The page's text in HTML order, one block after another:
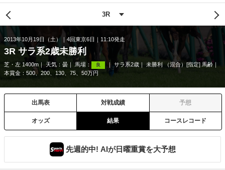
2013年10月19日（土） 4回東京6日 11:10発走
3R サラ系2歳未勝利
芝・左 1400m 天気： 曇 馬場： 良 サラ系2歳
未勝利 （混合）[指定] 馬齢
本賞金：500、200、130、75、50万円
出馬表 対戦成績 予想
オッズ 結果 コースレコード
先週的中! AIが日曜重賞を大予想